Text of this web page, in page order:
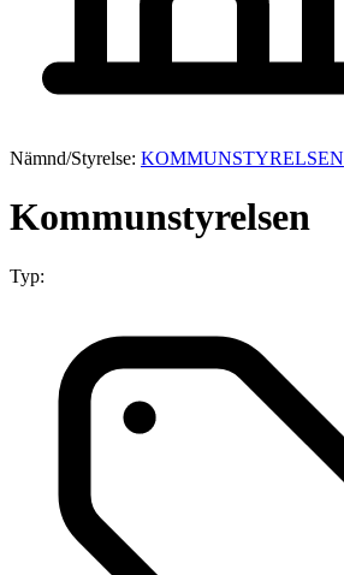
Nämnd/Styrelse: KOMMUNSTYRELSEN
Kommunstyrelsen
Typ: